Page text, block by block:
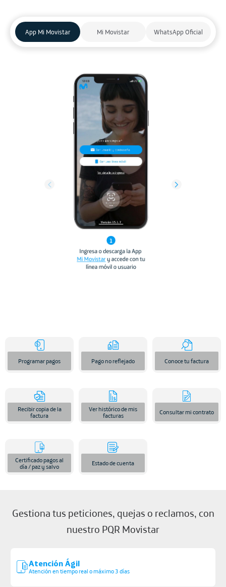
App Mi Movistar Mi Movistar WhatsApp Oficial
Programar pagos Pago no reflejado Conoce tu factura
Recibir copia de la
factura
Ver histórico de mis
facturas
Consultar mi contrato
Certificado pagos al
día / paz y salvo
Estado de cuenta
Gestiona tus peticiones, quejas o reclamos, con
nuestro PQR Movistar
Atención Ágil
Atención en tiempo real o máximo 3 días